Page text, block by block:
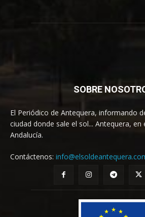
SOBRE
El Periódico de Antequera, informando
ciudad donde sale el sol... Antequera, en
Andalucía.
Contáctenos: